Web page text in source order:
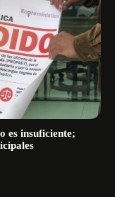
es insuficiente;